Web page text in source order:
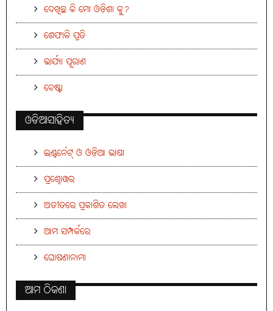
ଦେଖିଛ କି ମୋ ଓଡ଼ିଶା କୁ?
ଶେଫାଳି ପ୍ରତି
ଭାର୍ଯ୍ୟା ପୂରାଣ
ଚେଷ୍ଟା
ଓଡିଆସାହିତ୍ୟ
ଇଣ୍ଟର୍ନେଟ୍ ଓ ଓଡ଼ିଆ ଭାଷା
ପ୍ରଶ୍ନୋତ୍ତର
ଅତୀତରେ ପ୍ରକାଶିତ ଲେଖା
ଆମ ସମ୍ପର୍କରେ
ଘୋଷଣାନାମା
ଆମ ଠିକଣା